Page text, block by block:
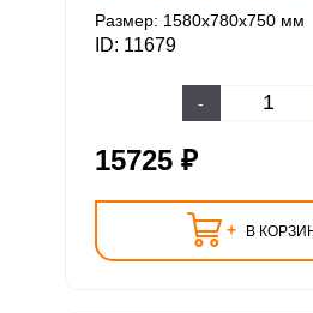
Размер: 1580х780х750 мм
ID: 11679
-
15725 ₽
+ В